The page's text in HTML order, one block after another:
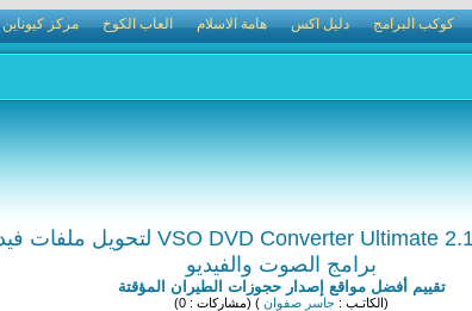
كوكب البرامج دليل اكس هامة الاسلام العاب الكوخ مركز كيوناين
برامج الصوت والفيديو
تقييم أفضل مواقع إصدار حجوزات الطيران المؤقتة
(الكاتـب : جاسر صفوان ) (مشاركات : 0)